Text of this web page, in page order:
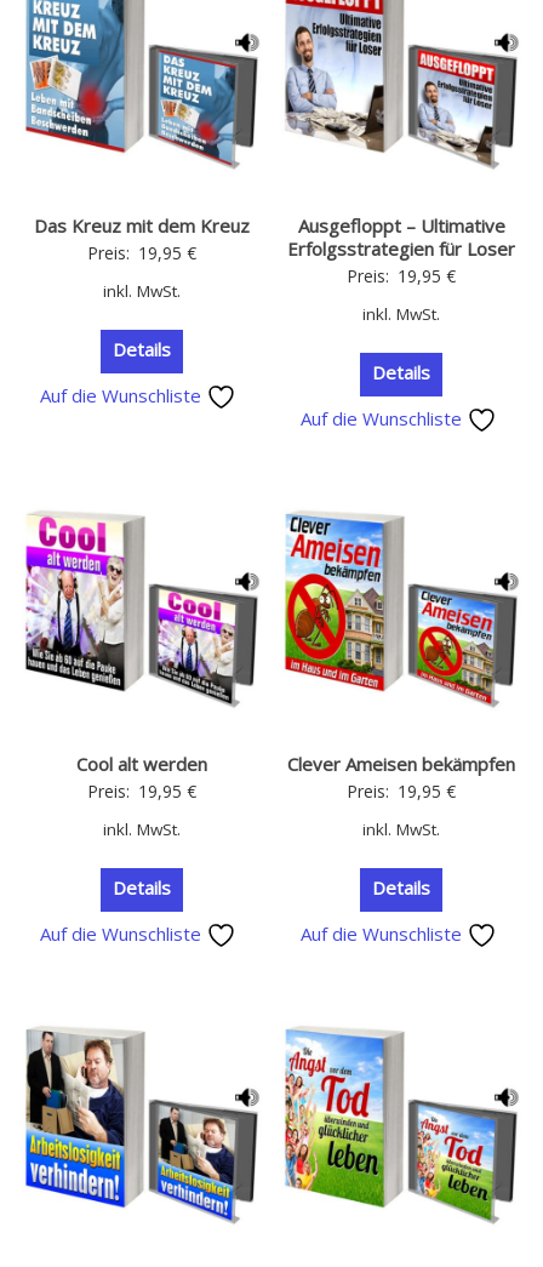
Das Kreuz mit dem Kreuz
Preis: 19,95 €
inkl. MwSt.
Details
Auf die Wunschliste
Ausgefloppt – Ultimative
Erfolgsstrategien für Loser
Preis: 19,95€
inkl. MwSt.
Details
Auf die Wunschliste
Cool alt werden
Preis: 19,95 €
inkl. MwSt.
Details
Auf die Wunschliste
Clever Ameisen bekämpfen
Preis: 19,95€
inkl. MwSt.
Details
Auf die Wunschliste